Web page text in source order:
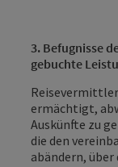
3. Befugnisse
gebuchte
ermächtigt,
Auskünfte zu
die den
abändern,